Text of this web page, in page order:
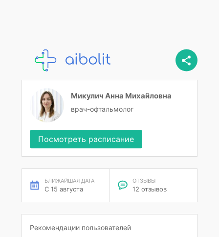
Микулич Анна Михайловна
врач-офтальмолог
Посмотреть расписание
БЛИЖАЙШАЯ ДАТА
С 15 августа
ОТЗЫВЫ
12 отзывов
Рекомендации пользователей